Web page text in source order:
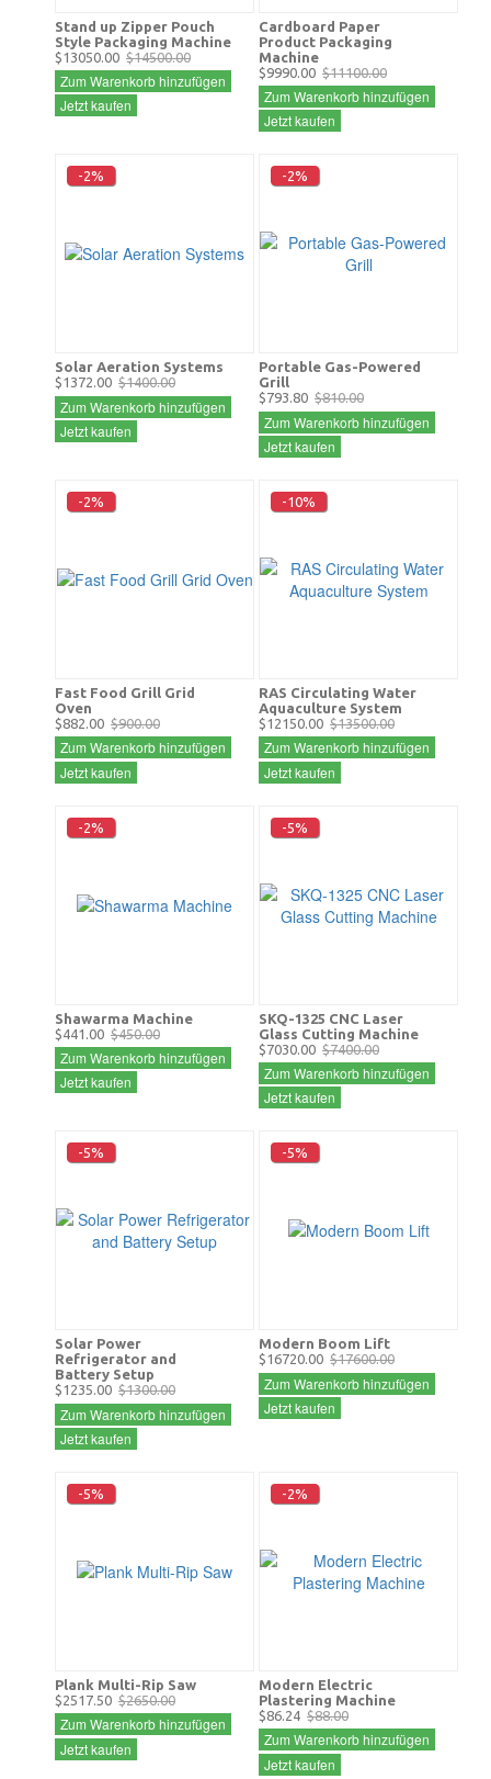
Stand up Zipper Pouch
Style Packaging Machine
$13050.00 $14500.00
Zum Warenkorb hinzufügen
Jetzt kaufen
Cardboard Paper
Product Packaging
Machine
$9990.00 $11100.00
Zum Warenkorb hinzufügen
Jetzt kaufen
-2%
Solar Aeration Systems
$1372.00 $1400.00
Zum Warenkorb hinzufügen
Jetzt kaufen
-2%
Portable Gas-Powered
Grill
$793.80 $810.00
Zum Warenkorb hinzufügen
Jetzt kaufen
-2%
Fast Food Grill Grid
Oven
$882.00 $900.00
Zum Warenkorb hinzufügen
Jetzt kaufen
-10%
RAS Circulating Water
Aquaculture System
$12150.00 $13500.00
Zum Warenkorb hinzufügen
Jetzt kaufen
-2%
Shawarma Machine
$441.00 $450.00
Zum Warenkorb hinzufügen
Jetzt kaufen
-5%
SKQ-1325 CNC Laser
Glass Cutting Machine
$7030.00 $7400.00
Zum Warenkorb hinzufügen
Jetzt kaufen
-5%
Solar Power
Refrigerator and
Battery Setup
$1235.00 $1300.00
Zum Warenkorb hinzufügen
Jetzt kaufen
-5%
Modern Boom Lift
$16720.00 $17600.00
Zum Warenkorb hinzufügen
Jetzt kaufen
-5%
Plank Multi-Rip Saw
$2517.50 $2650.00
Zum Warenkorb hinzufügen
Jetzt kaufen
-2%
Modern Electric
Plastering Machine
$86.24 $88.00
Zum Warenkorb hinzufügen
Jetzt kaufen